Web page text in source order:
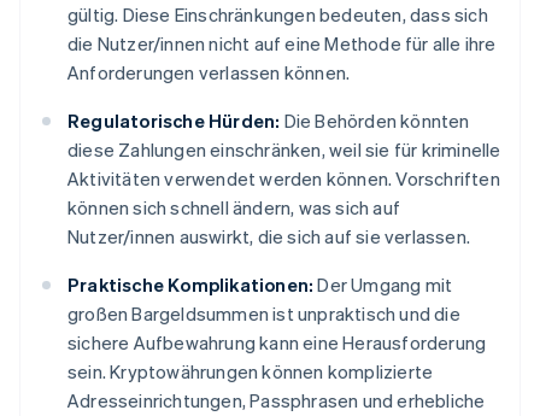
gültig. Diese Einschränkungen bedeuten, dass sich
die Nutzer/innen nicht auf eine Methode für alle ihre
Anforderungen verlassen können.
Regulatorische Hürden: Die Behörden könnten
diese Zahlungen einschränken, weil sie für kriminelle
Aktivitäten verwendet werden können. Vorschriften
können sich schnell ändern, was sich auf
Nutzer/innen auswirkt, die sich auf sie verlassen.
Praktische Komplikationen: Der Umgang mit
großen Bargeldsummen ist unpraktisch und die
sichere Aufbewahrung kann eine Herausforderung
sein. Kryptowährungen können komplizierte
Adresseinrichtungen, Passphrasen und erhebliche